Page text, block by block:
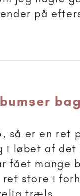
på
så er en ret
i løbet af det
fået mange
store i